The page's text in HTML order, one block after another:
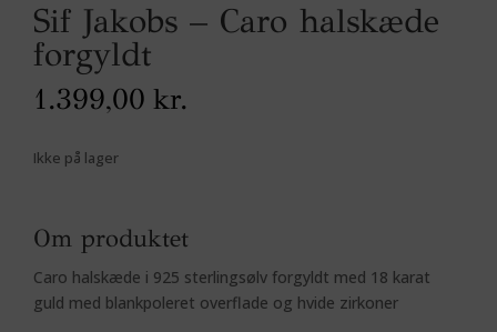
Sif Jakobs – Caro halskæde
forgyldt
1.399,00 kr.
Ikke på lager
Om produktet
Caro halskæde i 925 sterlingsølv forgyldt med 18 karat
guld med blankpoleret overflade og hvide zirkoner